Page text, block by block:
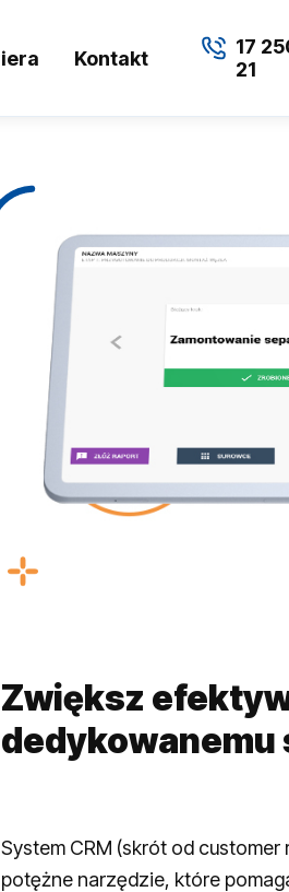
Kontakt
17
21
Zwiększ
dedykowanemu
System CRM (skrót od
potężne narzędzie, które